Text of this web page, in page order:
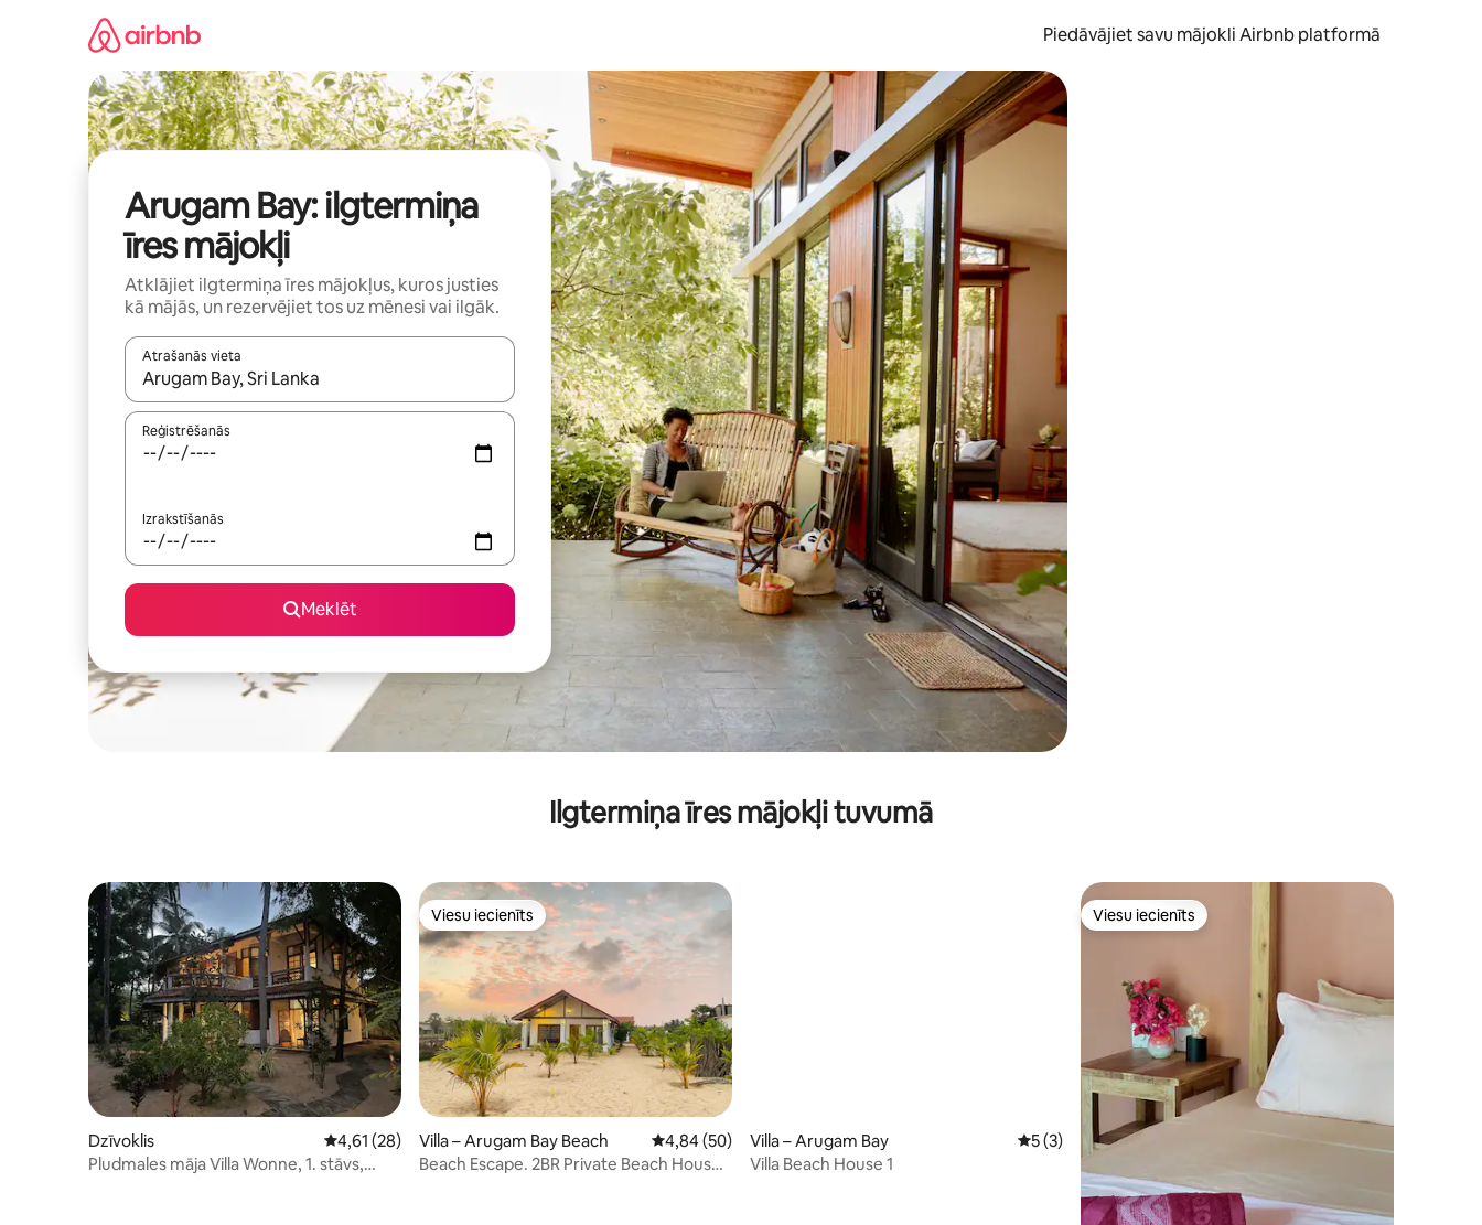
Piedāvājiet savu mājokli Airbnb platformā
Arugam Bay: ilgtermiņa
īres mājokļi
Atklājiet ilgtermiņa īres mājokļus, kuros justies
kā mājās, un rezervējiet tos uz mēnesi vai ilgāk.
Atrašanās vieta
Kad rezultāti kļūs pieejami, izmantojiet bultiņu uz augšu un uz leju vai izpētiet tos, pieskaroties ekrānam vai pavelkot pa to ar pirkstu.
Reģistrēšanās
Izrakstīšanās
Meklēt
Ilgtermiņa īres mājokļi tuvumā
Dzīvoklis Vidējais vērtējums: 4,61 no 5, atsauksmju skaits: 28
4,61 (28)
Pludmales māja Villa Wonne, 1. stāvs,
Viesu iecienīts
Viesu iecienīts
Villa – Arugam Bay Beach Vidējais vērtējums: 4,84 no 5, atsauksmju skaits: 50
4,84 (50)
Beach Escape. 2BR Private Beach House
Villa – Arugam Bay Vidējais vērtējums: 5 no 5, atsauksmju skaits: 3
5 (3)
Villa Beach House 1
Viesu iecienīts
Viesu iecienīts